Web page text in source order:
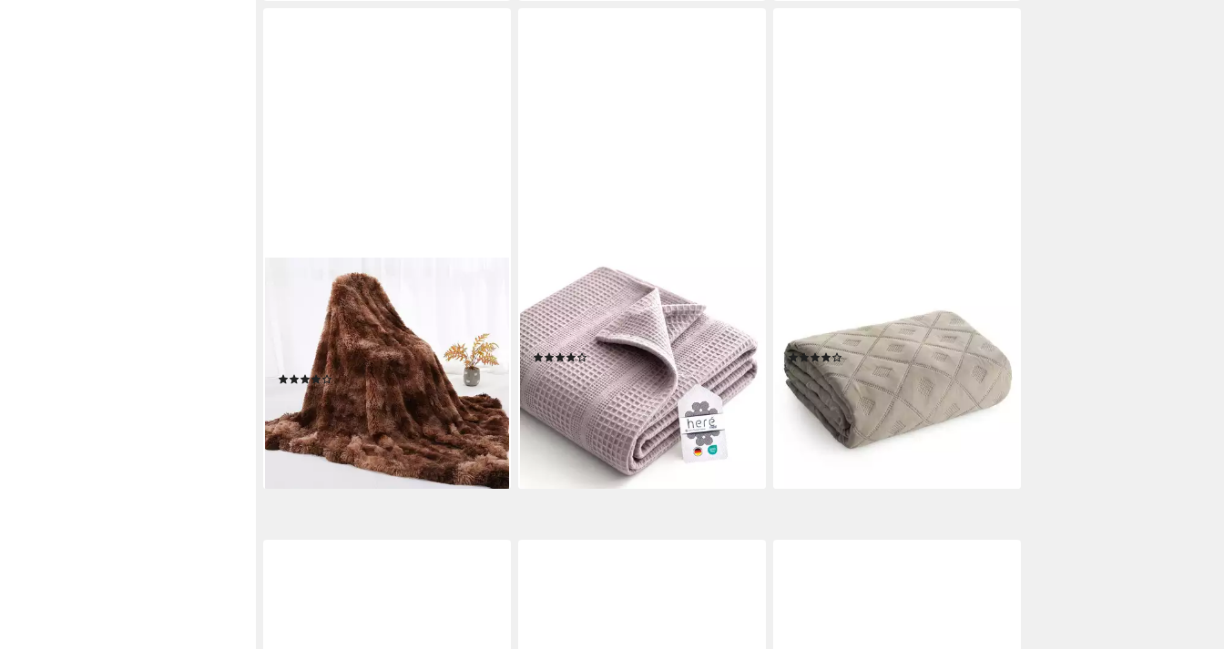
Tagesdecke Reversible Lange
Zottelige, Tie-Dye Ombre, Sofa
Bettwäsche Babydecke, Flauschig
Warmer Plüsch
(9)
ab 44,99 € UVP52,00 €
-13%
lieferbar in 2 Wochen
HERÉMOOD
Tagesdecke Tagesdecke 180 x 220 –
Couchdecke, dick für Sofa und
Couch, Decke für Sofa, dick
(12)
ab 37,99 € UVP45,59 €
-17%
lieferbar - in 2-3 Werktagen bei dir
XL XXL, Zweiseitige Decke,
Einfarbiger Bettüberwurf
(14)
ab 22,99 € 30,99 €
-26%
lieferbar - in 3-4 Werktagen bei dir